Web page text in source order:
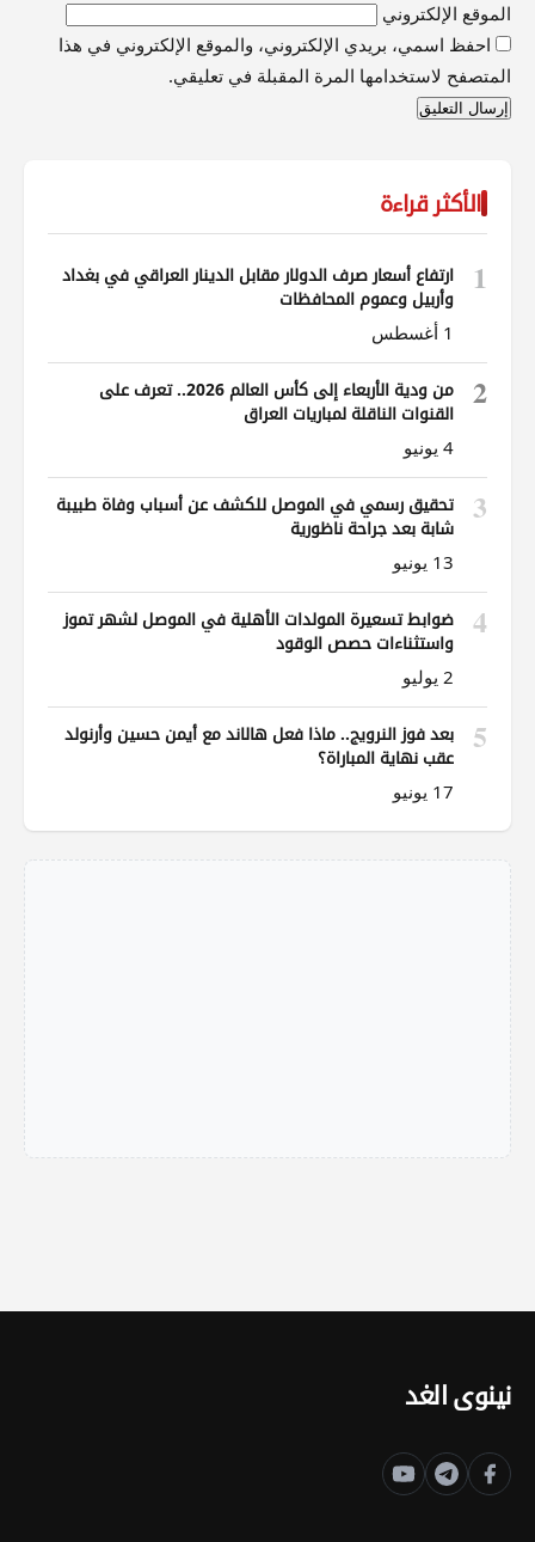
الموقع الإلكتروني
احفظ اسمي، بريدي الإلكتروني، والموقع الإلكتروني في هذا
المتصفح لاستخدامها المرة المقبلة في تعليقي.
الأكثر قراءة
1
ارتفاع أسعار صرف الدولار مقابل الدينار العراقي في بغداد
وأربيل وعموم المحافظات
1 أغسطس
2
من ودية الأربعاء إلى كأس العالم 2026.. تعرف على
القنوات الناقلة لمباريات العراق
4 يونيو
3
تحقيق رسمي في الموصل للكشف عن أسباب وفاة طبيبة
شابة بعد جراحة ناظورية
13 يونيو
4
ضوابط تسعيرة المولدات الأهلية في الموصل لشهر تموز
واستثناءات حصص الوقود
2 يوليو
5
بعد فوز النرويج.. ماذا فعل هالاند مع أيمن حسين وأرنولد
عقب نهاية المباراة؟
17 يونيو
نينوى الغد